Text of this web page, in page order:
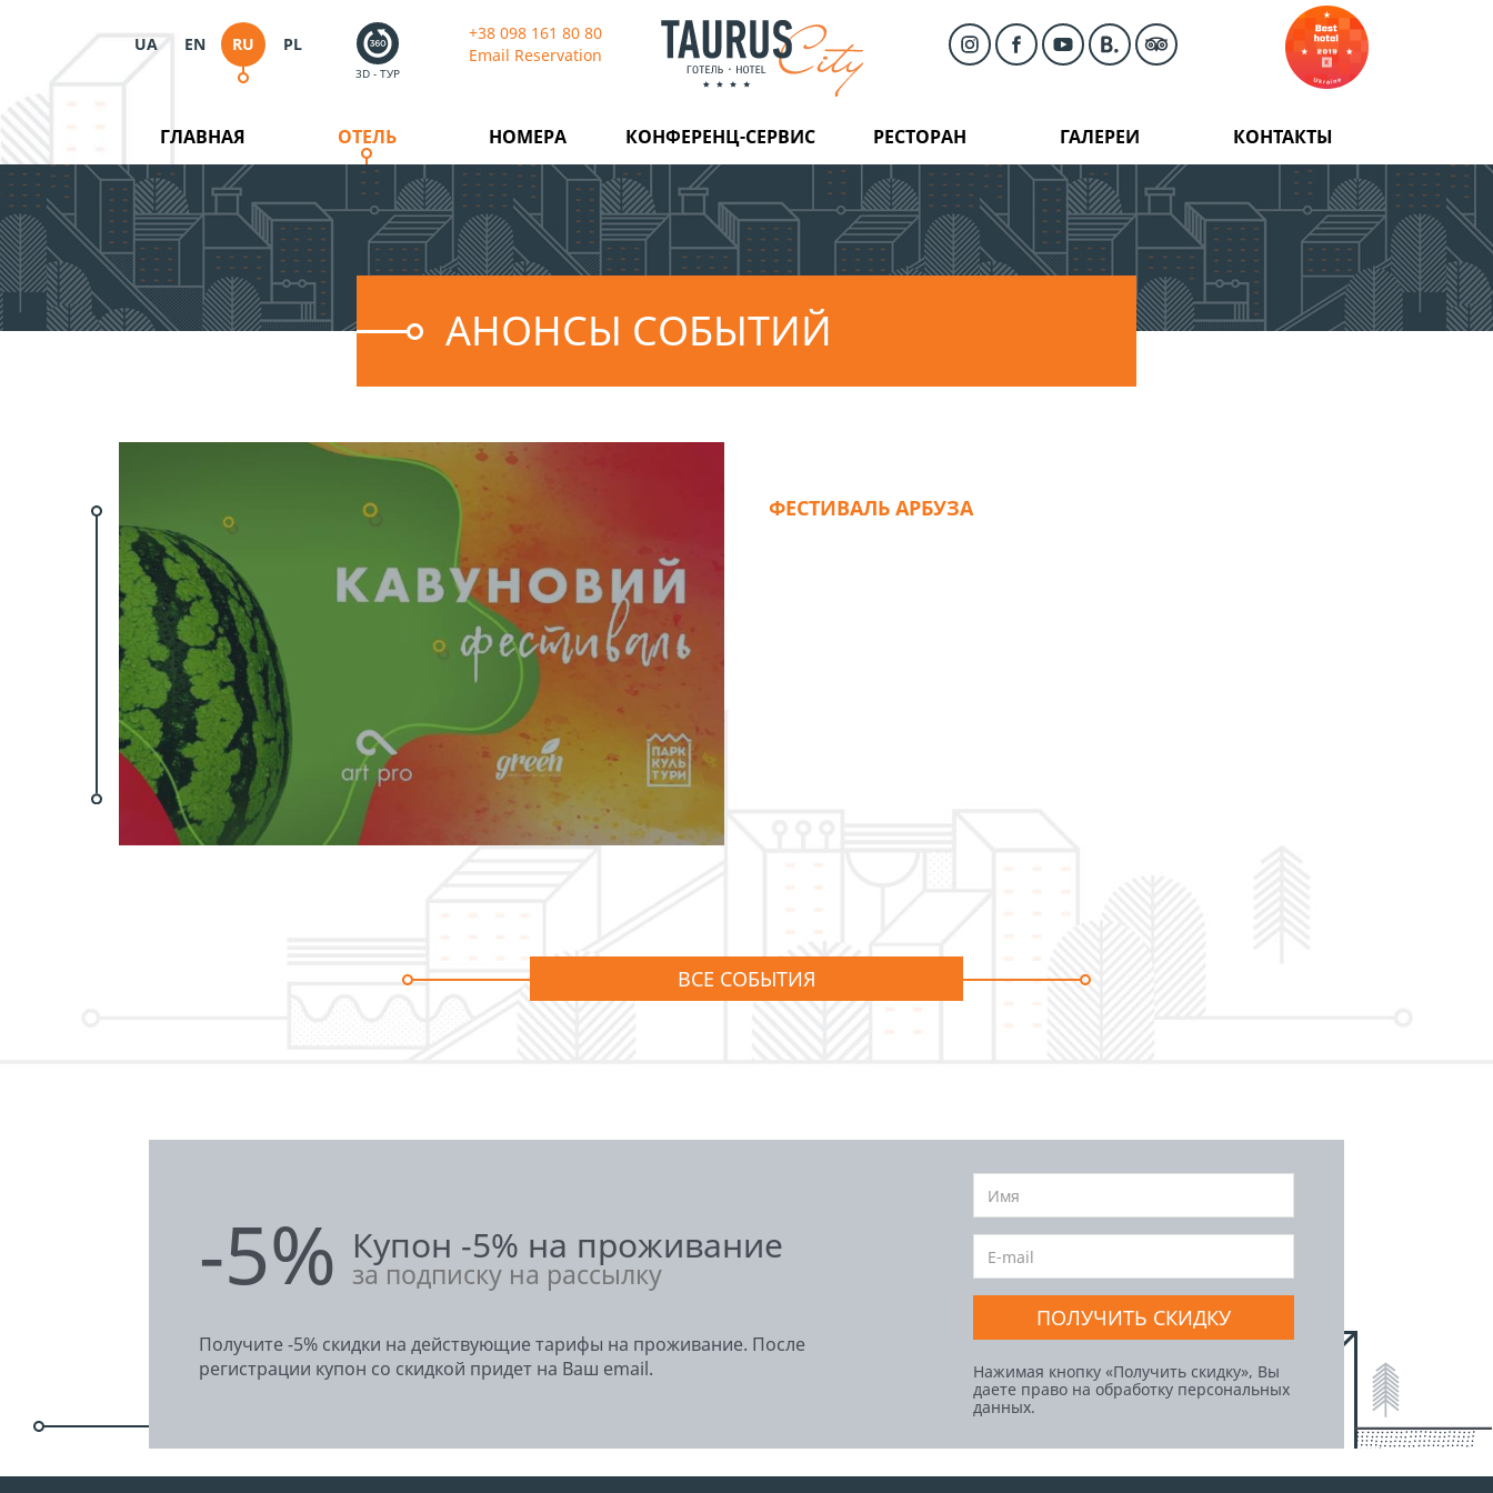
UA EN RU PL
3D - ТУР
+38 098 161 80 80
Email Reservation
ГЛАВНАЯ ОТЕЛЬ НОМЕРА КОНФЕРЕНЦ-СЕРВИС РЕСТОРАН ГАЛЕРЕИ КОНТАКТЫ
АНОНСЫ СОБЫТИЙ
ФЕСТИВАЛЬ АРБУЗА
ВСЕ СОБЫТИЯ
-5% Купон -5% на проживание
за подписку на рассылку
Получите -5% скидки на действующие тарифы на проживание. После
регистрации купон со скидкой придет на Ваш email.
ПОЛУЧИТЬ СКИДКУ
Нажимая кнопку «Получить скидку», Вы
даете право на обработку персональных
данных.